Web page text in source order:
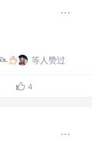
等人赞过
4